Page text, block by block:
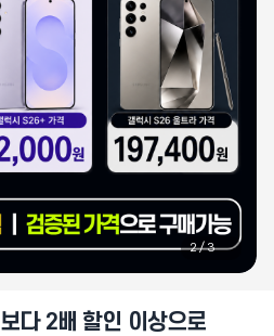
2/3
다 2배 할인 이상으로